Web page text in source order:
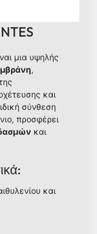
μια υψηλής
,
και
σύνθεση
προσφέρει
και
και